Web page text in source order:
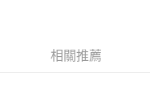
相關推薦